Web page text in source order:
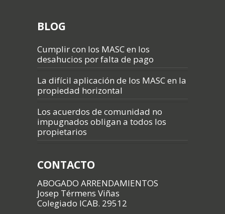
BLOG
Cumplir con los MASC en los
desahucios por falta de pago
La difícil aplicación de los MASC en la
propiedad horizontal
Los acuerdos de comunidad no
impugnados obligan a todos los
propietarios
CONTACTO
ABOGADO ARRENDAMIENTOS
Josep Térmens Viñas
Colegiado ICAB. 29512